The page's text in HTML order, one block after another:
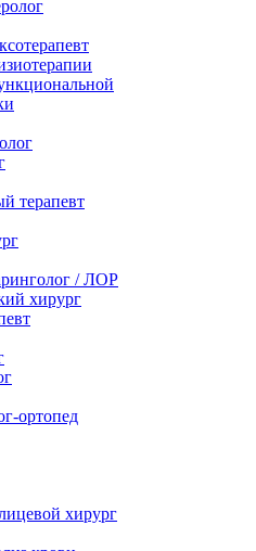
терапевт
/ ЛОР
хирург
ортопед
хирург